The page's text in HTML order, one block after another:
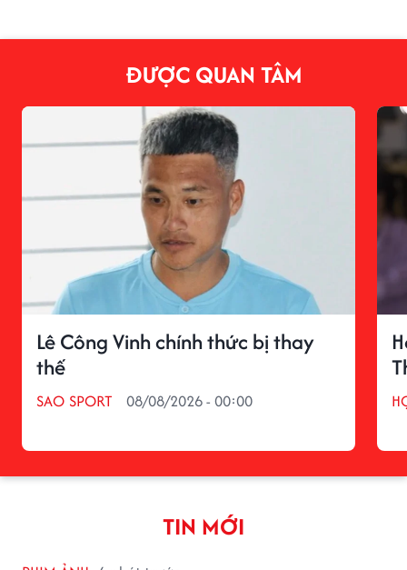
ĐƯỢC QUAN TÂM
Lê Công Vinh chính thức bị thay
thế
SAO SPORT 08/08/2026 - 00:00
TIN MỚI